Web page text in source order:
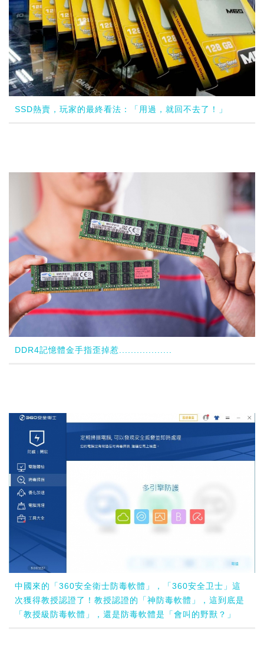
SSD熱賣，玩家的最終看法：「用過，就回不去了！」
DDR4記憶體金手指歪掉惹..................
中國來的「360安全衛士防毒軟體」，「360安全卫士」這
次獲得教授認證了！教授認證的「神防毒軟體」，這到底是
「教授級防毒軟體」，還是防毒軟體是「會叫的野獸？」